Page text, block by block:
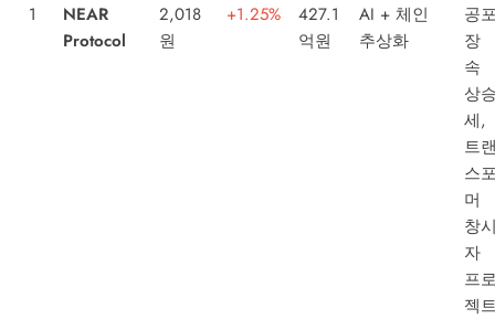
1
NEAR
Protocol
2,018
원
+1.25%
427.1
억원
AI + 체인
추상화
공
장
속
상
세,
트
스
머
창
자
프
젝